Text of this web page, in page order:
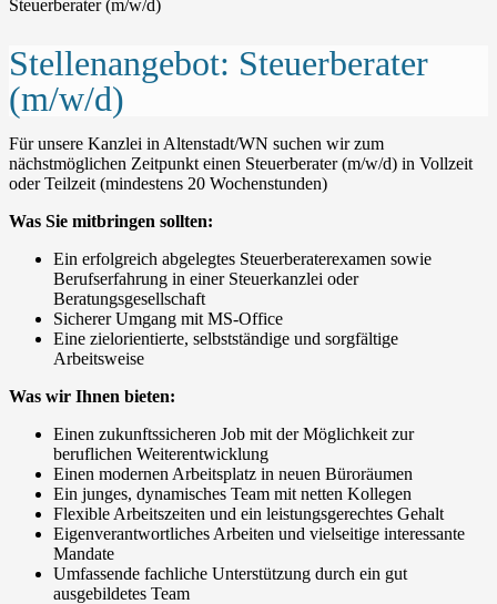
Steuerberater (m/w/d)
Stellenangebot: Steuerberater
(m/w/d)
Für unsere Kanzlei in Altenstadt/WN suchen wir zum
nächstmöglichen Zeitpunkt einen Steuerberater (m/w/d) in Vollzeit
oder Teilzeit (mindestens 20 Wochenstunden)
Was Sie mitbringen sollten:
Ein erfolgreich abgelegtes Steuerberaterexamen sowie
Berufserfahrung in einer Steuerkanzlei oder
Beratungsgesellschaft
Sicherer Umgang mit MS-Office
Eine zielorientierte, selbstständige und sorgfältige
Arbeitsweise
Was wir Ihnen bieten:
Einen zukunftssicheren Job mit der Möglichkeit zur
beruflichen Weiterentwicklung
Einen modernen Arbeitsplatz in neuen Büroräumen
Ein junges, dynamisches Team mit netten Kollegen
Flexible Arbeitszeiten und ein leistungsgerechtes Gehalt
Eigenverantwortliches Arbeiten und vielseitige interessante
Mandate
Umfassende fachliche Unterstützung durch ein gut
ausgebildetes Team